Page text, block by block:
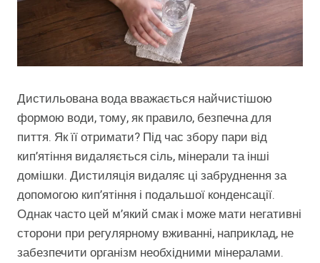
Дистильована вода вважається найчистішою
формою води, тому, як правило, безпечна для
пиття. Як її отримати? Під час збору пари від
кип’ятіння видаляється сіль, мінерали та інші
домішки. Дистиляція видаляє ці забруднення за
допомогою кип’ятіння і подальшої конденсації.
Однак часто цей м’який смак і може мати негативні
сторони при регулярному вживанні, наприклад, не
забезпечити організм необхідними мінералами.